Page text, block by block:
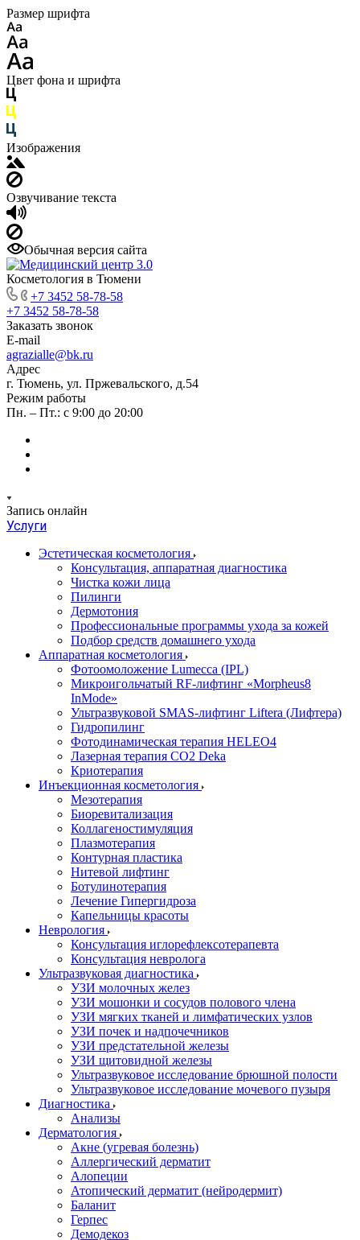
Размер шрифта
Цвет фона и шрифта
Изображения
Озвучивание текста
Обычная версия сайта
Косметология в Тюмени
+7 3452 58-78-58
+7 3452 58-78-58
Заказать звонок
E-mail
agrazialle@bk.ru
Адрес
г. Тюмень, ул. Пржевальского, д.54
Режим работы
Пн. – Пт.: с 9:00 до 20:00
Запись онлайн
Услуги
Эстетическая косметология
Консультация, аппаратная диагностика
Чистка кожи лица
Пилинги
Дермотония
Профессиональные программы ухода за кожей
Подбор средств домашнего ухода
Аппаратная косметология
Фотоомоложение Lumecca (IPL)
Микроигольчатый RF-лифтинг «Morpheus8
InMode»
Ультразвуковой SMAS-лифтинг Liftera (Лифтера)
Гидропилинг
Фотодинамическая терапия HELEO4
Лазерная терапия CO2 Deka
Криотерапия
Инъекционная косметология
Мезотерапия
Биоревитализация
Коллагеностимуляция
Плазмотерапия
Контурная пластика
Нитевой лифтинг
Ботулинотерапия
Лечение Гипергидроза
Капельницы красоты
Неврология
Консультация иглорефлексотерапевта
Консультация невролога
Ультразвуковая диагностика
УЗИ молочных желез
УЗИ мошонки и сосудов полового члена
УЗИ мягких тканей и лимфатических узлов
УЗИ почек и надпочечников
УЗИ предстательной железы
УЗИ щитовидной железы
Ультразвуковое исследование брюшной полости
Ультразвуковое исследование мочевого пузыря
Диагностика
Анализы
Дерматология
Акне (угревая болезнь)
Аллергический дерматит
Алопеции
Атопический дерматит (нейродермит)
Баланит
Герпес
Демодекоз